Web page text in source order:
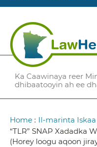
Ka Caawinaya reer
dhibaatooyin ah ee
Breadcrumb
Home : Il-marinta
“TLR” SNAP Xadadka
(Horey loogu aqoon